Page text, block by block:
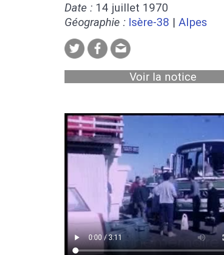
Date : 14 juillet 1970
Géographie : Isère-38 | Alpes
Voir la notice